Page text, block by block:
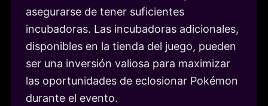
asegurarse de tener suficientes
incubadoras. Las incubadoras adicionales,
disponibles en la tienda del juego, pueden
ser una inversión valiosa para maximizar
las oportunidades de eclosionar Pokémon
durante el evento.